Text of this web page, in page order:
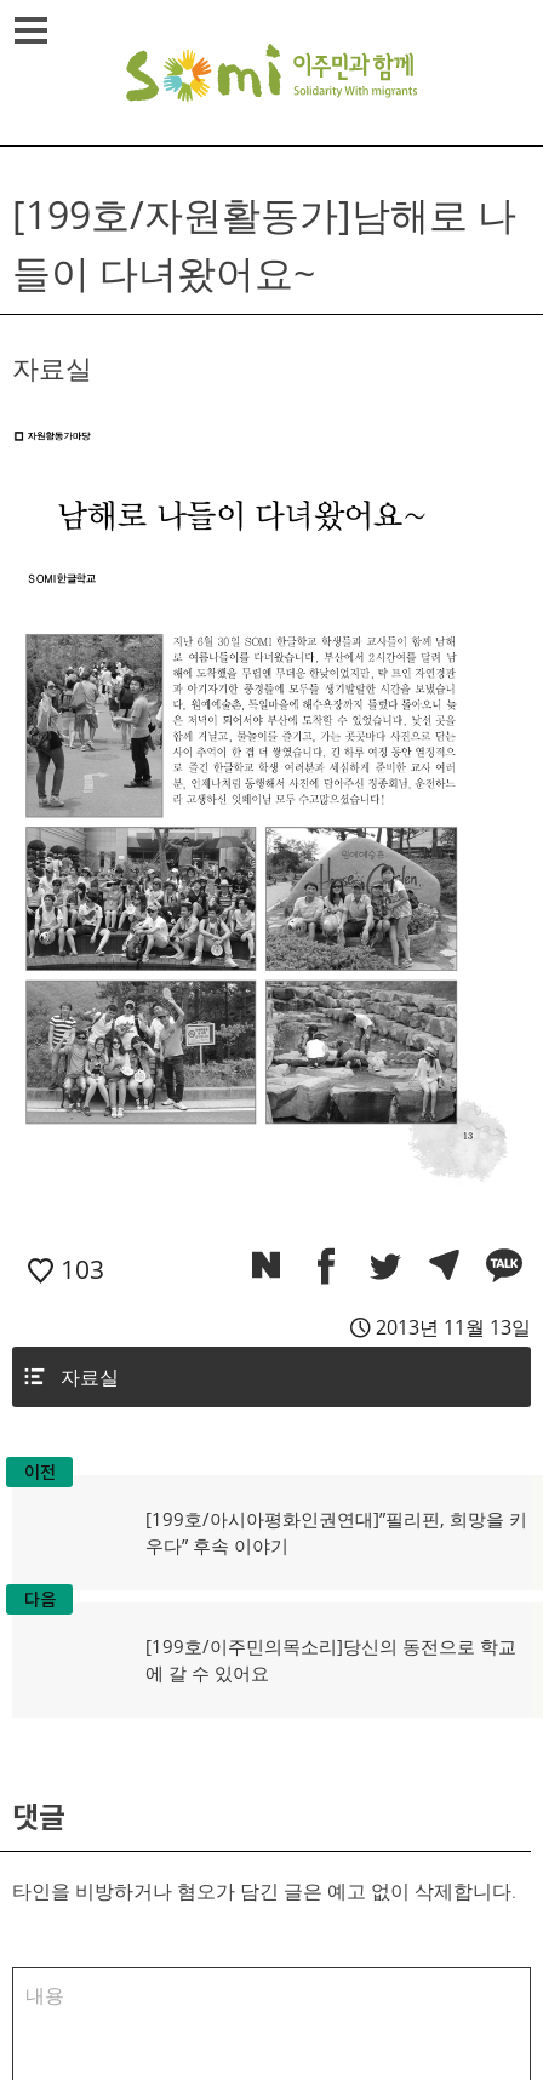
Skip
to
[199호/자원활동가]남해로 나
들이 다녀왔어요~
자료실
103
2013년 11월 13일
자료실
글
색
이전
이
전
[199호/아시아평화인권연대]”필리핀, 희망을 키
우다” 후속 이야기
다음
다
음
[199호/이주민의목소리]당신의 동전으로 학교
에 갈 수 있어요
댓글
타인을 비방하거나 혐오가 담긴 글은 예고 없이 삭제합니다.